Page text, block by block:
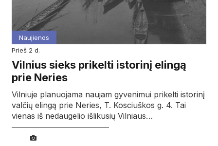
Naujienos
prieš 2 d.
Vilnius sieks prikelti istorinį elingą
prie Neries
Vilniuje planuojama naujam gyvenimui prikelti istorinį
valčių elingą prie Neries, T. Kosciuškos g. 4. Tai
vienas iš nedaugelio išlikusių Vilniaus…